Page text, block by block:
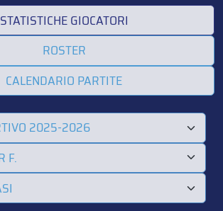
STATISTICHE GIOCATORI
ROSTER
CALENDARIO PARTITE